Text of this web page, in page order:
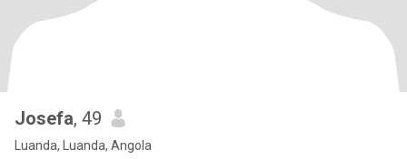
Josefa, 49
Luanda, Luanda, Angola